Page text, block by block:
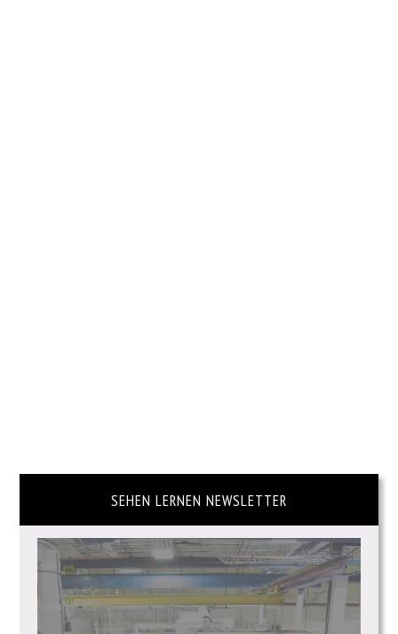
SEHEN LERNEN NEWSLETTER